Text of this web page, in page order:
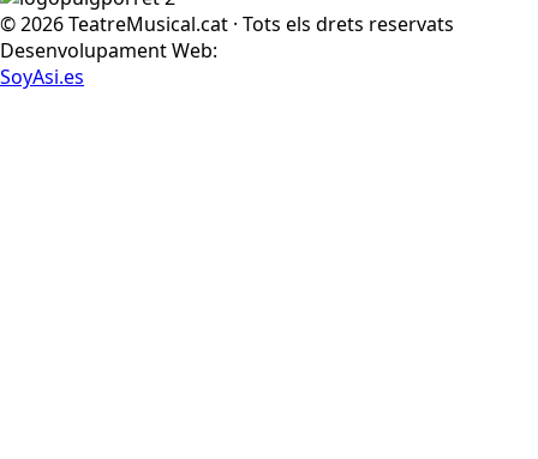
© 2026 TeatreMusical.cat · Tots els drets reservats
Desenvolupament Web:
SoyAsi.es